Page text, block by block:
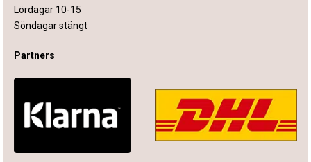
Lördagar 10-15
Söndagar stängt
Partners